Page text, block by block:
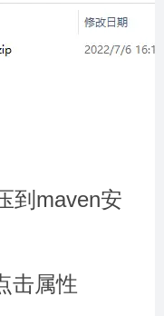
到maven安
击属性